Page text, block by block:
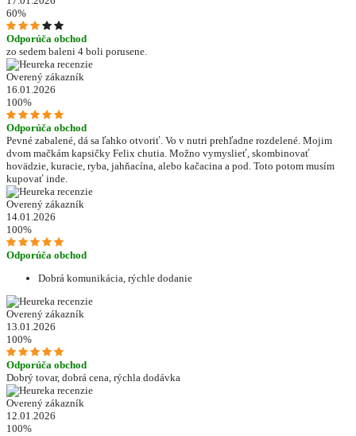
60%
Odporúča obchod
zo sedem baleni 4 boli porusene.
Overený zákazník
16.01.2026
100%
Odporúča obchod
Pevné zabalené, dá sa ľahko otvoriť. Vo v nutri prehľadne rozdelené. Mojim
dvom mačkám kapsičky Felix chutia. Možno vymyslieť, skombinovať
hovädzie, kuracie, ryba, jahňacína, alebo kačacina a pod. Toto potom musím
kupovať inde.
Overený zákazník
14.01.2026
100%
Odporúča obchod
Dobrá komunikácia, rýchle dodanie
Overený zákazník
13.01.2026
100%
Odporúča obchod
Dobrý tovar, dobrá cena, rýchla dodávka
Overený zákazník
12.01.2026
100%